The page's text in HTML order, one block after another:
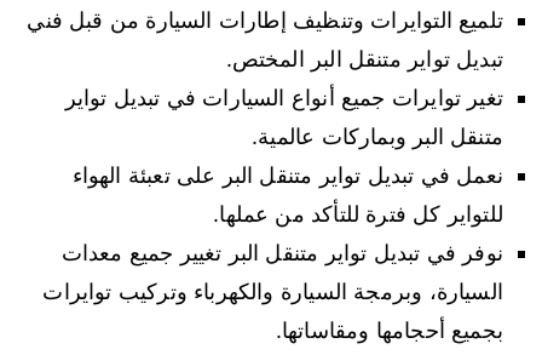
تلميع التوايرات وتنظيف إطارات السيارة من قبل فني
تبديل تواير متنقل البر المختص.
تغير توايرات جميع أنواع السيارات في تبديل تواير
متنقل البر وبماركات عالمية.
نعمل في تبديل تواير متنقل البر على تعبئة الهواء
للتواير كل فترة للتأكد من عملها.
نوفر في تبديل تواير متنقل البر تغيير جميع معدات
السيارة، وبرمجة السيارة والكهرباء وتركيب توايرات
بجميع أحجامها ومقاساتها.